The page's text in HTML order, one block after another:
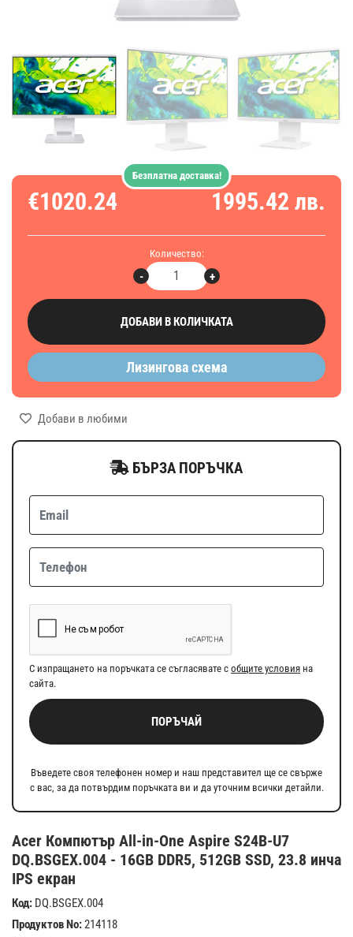
Acer Компютър All-in-One Aspire S24B-U7
DQ.BSGEX.004 - 16GB DDR5, 512GB SSD, 23.8 инча
IPS екран
Код: DQ.BSGEX.004
Продуктов No:214118
€1020.24 1995.42 лв.
Количество:
+
-
ДОБАВИ В КОЛИЧКАТА
Безплатна доставка!
Лизингова схема
Добави в любими
БЪРЗА ПОРЪЧКА
С изпращането на поръчката се съгласявате с общите условия на
сайта.
ПОРЪЧАЙ
Въведете своя телефонен номер и наш представител ще се свърже
с вас, за да потвърдим поръчката ви и да уточним всички детайли.